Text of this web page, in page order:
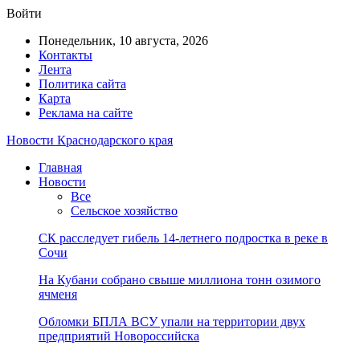
Войти
Понедельник, 10 августа, 2026
Контакты
Лента
Политика сайта
Карта
Реклама на сайте
Новости Краснодарского края
Главная
Новости
Все
Сельское хозяйство
СК расследует гибель 14-летнего подростка в реке в
Сочи
На Кубани собрано свыше миллиона тонн озимого
ячменя
Обломки БПЛА ВСУ упали на территории двух
предприятий Новороссийска